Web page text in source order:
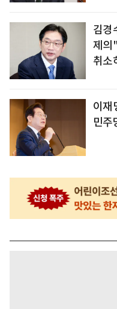
김경
제의
취소
이재
민주